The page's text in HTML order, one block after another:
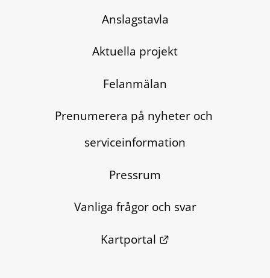
Anslagstavla
Aktuella projekt
Felanmälan
Prenumerera på nyheter och
serviceinformation
Pressrum
Vanliga frågor och svar
Kartportal
Länk till annan